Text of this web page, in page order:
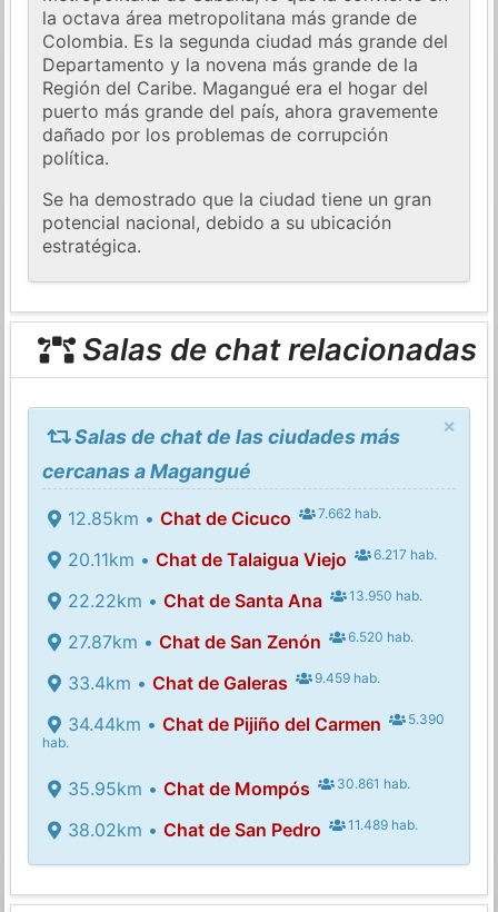
la octava área metropolitana más grande de
Colombia. Es la segunda ciudad más grande del
Departamento y la novena más grande de la
Región del Caribe. Magangué era el hogar del
puerto más grande del país, ahora gravemente
dañado por los problemas de corrupción
política.
Se ha demostrado que la ciudad tiene un gran
potencial nacional, debido a su ubicación
estratégica.
Salas de chat relacionadas
×
Salas de chat de las ciudades más
cercanas a Magangué
12.85km • Chat de Cicuco 7.662 hab.
20.11km • Chat de Talaigua Viejo 6.217 hab.
22.22km • Chat de Santa Ana 13.950 hab.
27.87km • Chat de San Zenón 6.520 hab.
33.4km • Chat de Galeras 9.459 hab.
34.44km • Chat de Pijiño del Carmen
5.390
hab.
35.95km • Chat de Mompós 30.861 hab.
38.02km • Chat de San Pedro 11.489 hab.